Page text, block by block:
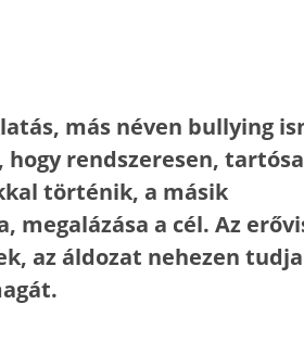
más néven bullying
rendszeresen,
történik, a másik
megalázása a cél. Az
az áldozat nehezen tudja